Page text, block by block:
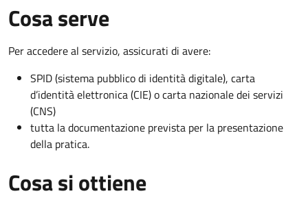
Cosa serve
Per accedere al servizio, assicurati di avere:
SPID (sistema pubblico di identità digitale), carta
d’identità elettronica (CIE) o carta nazionale dei servizi
(CNS)
tutta la documentazione prevista per la presentazione
della pratica.
Cosa si ottiene